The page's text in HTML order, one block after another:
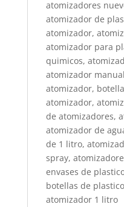
atomizadores
atomizador de
atomizador,
atomizador para
quimicos,
atomizador
atomizador,
atomizador,
de atomizadores,
atomizador de
de 1 litro,
spray,
envases de
botellas de
atomizador 1 litro